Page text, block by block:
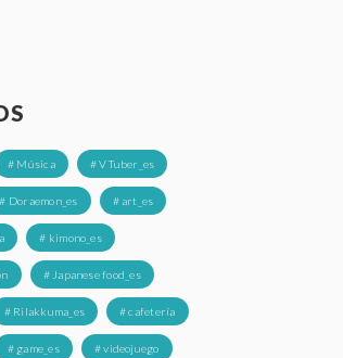
# Música # VTuber_es
# Doraemon_es # art_es
# kimono_es
# Japanese food_es
# Rilakkuma_es # cafetería
# game_es # videojuego